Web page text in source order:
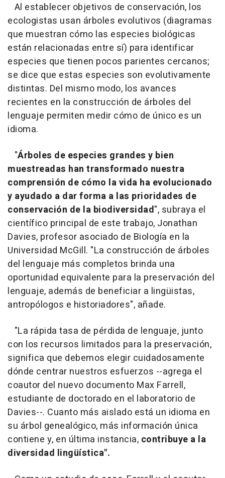
Al establecer objetivos de conservación, los
ecologistas usan árboles evolutivos (diagramas
que muestran cómo las especies biológicas
están relacionadas entre sí) para identificar
especies que tienen pocos parientes cercanos;
se dice que estas especies son evolutivamente
distintas. Del mismo modo, los avances
recientes en la construcción de árboles del
lenguaje permiten medir cómo de único es un
idioma.
"Árboles de especies grandes y bien
muestreadas han transformado nuestra
comprensión de cómo la vida ha evolucionado
y ayudado a dar forma a las prioridades de
conservación de la biodiversidad", subraya el
científico principal de este trabajo, Jonathan
Davies, profesor asociado de Biología en la
Universidad McGill. "La construcción de árboles
del lenguaje más completos brinda una
oportunidad equivalente para la preservación del
lenguaje, además de beneficiar a lingüistas,
antropólogos e historiadores", añade.
"La rápida tasa de pérdida de lenguaje, junto
con los recursos limitados para la preservación,
significa que debemos elegir cuidadosamente
dónde centrar nuestros esfuerzos --agrega el
coautor del nuevo documento Max Farrell,
estudiante de doctorado en el laboratorio de
Davies--. Cuanto más aislado está un idioma en
su árbol genealógico, más información única
contiene y, en última instancia, contribuye a la
diversidad lingüística".